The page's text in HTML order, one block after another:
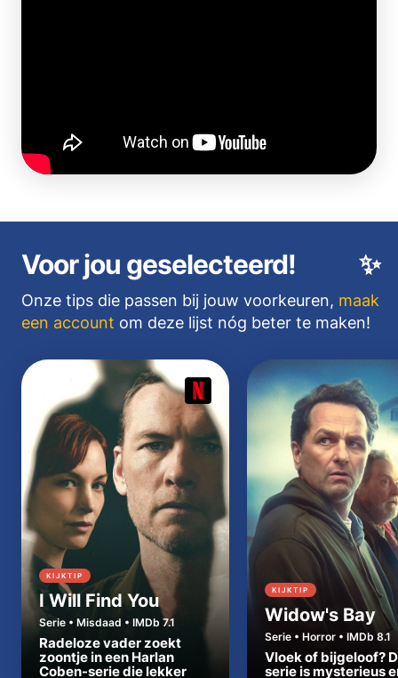
✨
Voor jou geselecteerd!
Onze tips die passen bij jouw voorkeuren, maak
een account om deze lijst nóg beter te maken!
KIJKTIP
I Will Find You
Serie • Misdaad • IMDb 7.1
Radeloze vader zoekt
zoontje in een Harlan
Coben-serie die lekker
KIJKTIP
Widow's Bay
Serie • Horror • IMDb 8.1
Vloek of bijgeloof?
serie is mysterieus